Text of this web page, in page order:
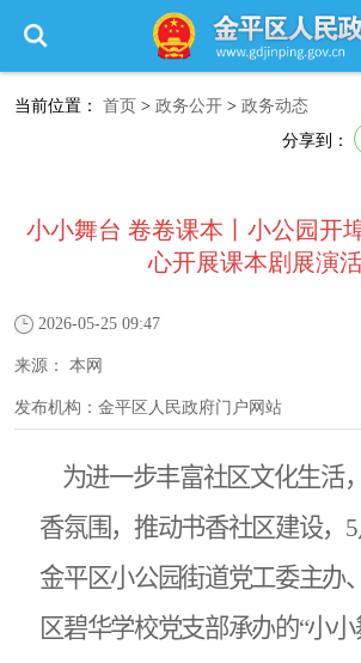
当前位置： 首页 > 政务公开 > 政务动态
分享到：
小小舞台 卷卷课本丨小公园开
心开展课本剧展演
2026-05-25 09:47
来源： 本网
发布机构： 金平区人民政府门户网站
为进一步丰富社区文化生活
香氛围，推动书香社区建设， 5
金平区小公园街道党工委主办
区碧华学校党支部承办的“小